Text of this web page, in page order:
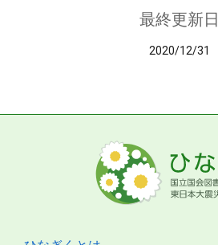
最終更新日
2020/12/31